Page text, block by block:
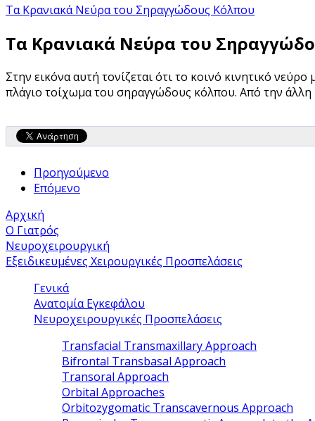
Τα Κρανιακά Νεύρα του Σηραγγώδους Κόλπου
Τα Κρανιακά Νεύρα του
Στην εικόνα αυτή τονίζεται ότι το κοινό κινητικό
πλάγιο τοίχωμα του σηραγγώδους κόλπου. Από την
Προηγούμενο
Επόμενο
Αρχική
Ο Γιατρός
Νευροχειρουργική
Εξειδικευμένες Χειρουργικές Προσπελάσεις
Γενικά
Ανατομία Εγκεφάλου
Νευροχειρουργικές Προσπελάσεις
Transfacial Transmaxillary Approach
Bifrontal Transbasal Approach
Transoral Approach
Orbital Approaches
Orbitozygomatic Transcavernous Approach